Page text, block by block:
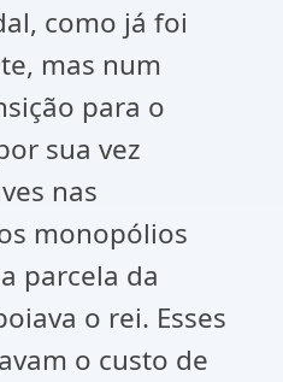
como já foi
mas num
para o
sua vez
nas
monopólios
parcela da
o rei. Esses
o custo de